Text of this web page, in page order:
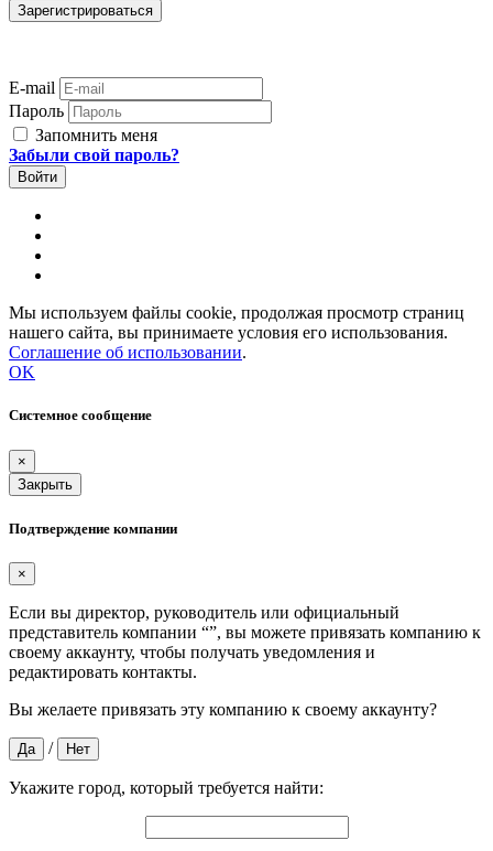
E-mail
Пароль
Запомнить меня
Забыли свой пароль?
Мы используем файлы cookie, продолжая просмотр страниц
нашего сайта, вы принимаете условия его использования.
Соглашение об использовании.
OK
Системное сообщение
×
Закрыть
Подтверждение компании
×
Если вы директор, руководитель или официальный
представитель компании “”, вы можете привязать компанию к
своему аккаунту, чтобы получать уведомления и
редактировать контакты.
Вы желаете привязать эту компанию к своему аккаунту?
Да / Нет
Укажите город, который требуется найти: